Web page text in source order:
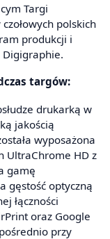
Targi
polskich
produkcji i
targów:
drukarką w
jakością
wyposażona
UltraChrome HD z
gamę
gęstość optyczną
łączności
oraz Google
przy